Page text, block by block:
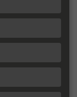
188) à de
aussi de
par
» (p. 167)
W. A.